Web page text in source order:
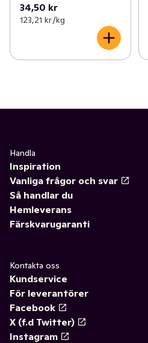
34,50 kr
123,21 kr /kg
Handla
Inspiration
Vanliga frågor och svar
Så handlar du
Hemleverans
Färskvarugaranti
Kontakta oss
Kundservice
För leverantörer
Facebook
X (f.d Twitter)
Instagram